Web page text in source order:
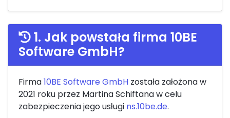
1. Jak powstała firma 10BE
Software GmbH?
Firma10BE Software GmbH została założona w
2021 roku przez Martina Schiftana w celu
zabezpieczenia jego usługi ns.10be.de.